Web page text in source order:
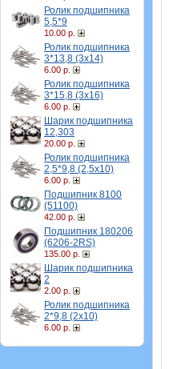
Ролик подшипника
5,5*9
10.00 р.
Ролик подшипника
3*13,8 (3х14)
6.00 р.
Ролик подшипника
3*15,8 (3х16)
6.00 р.
Шарик подшипника
12,303
20.00 р.
Ролик подшипника
2,5*9,8 (2,5х10)
6.00 р.
Подшипник 8100
(51100)
42.00 р.
Подшипник 180206
(6206-2RS)
135.00 р.
Шарик подшипника
2
2.00 р.
Ролик подшипника
2*9,8 (2х10)
6.00 р.